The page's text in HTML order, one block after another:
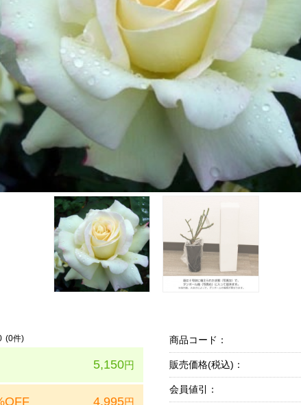
(0件)
5,150円
4,995円
商品コード：
販売価格(税込)：
会員値引：